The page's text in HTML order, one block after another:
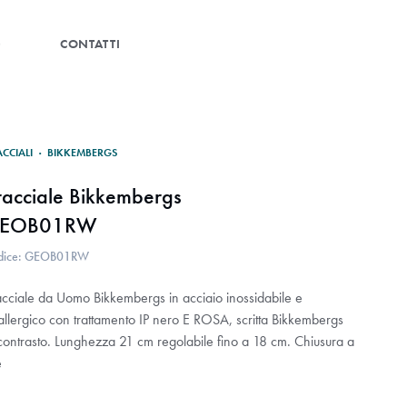
CONTATTI
· BIKKEMBERGS
Bikkembergs
GEOB01RW
da Uomo Bikkembergs in acciaio inossidabile e
con trattamento IP nero E ROSA, scritta Bikkembergs
Lunghezza 21 cm regolabile fino a 18 cm. Chiusura a